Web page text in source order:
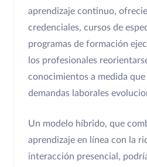
aprendizaje continuo,
credenciales, cursos de
programas de formación
los profesionales
conocimientos a medida
demandas laborales
Un modelo híbrido, que
aprendizaje en línea con la
interacción presencial,